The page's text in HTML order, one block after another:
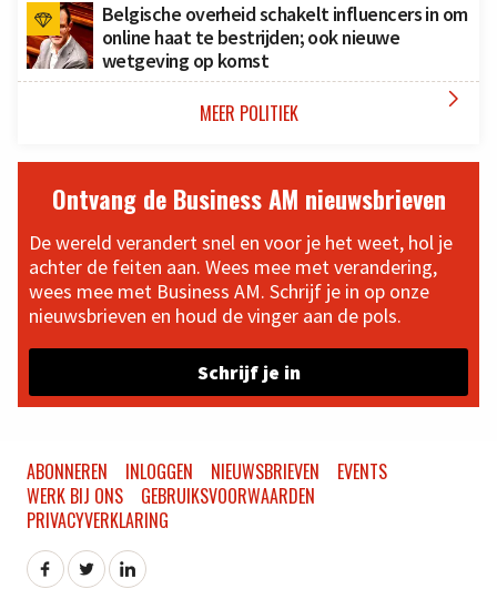
Belgische overheid schakelt influencers in om
online haat te bestrijden; ook nieuwe
wetgeving op komst
MEER POLITIEK 
Ontvang de Business AM nieuwsbrieven
De wereld verandert snel en voor je het weet, hol je
achter de feiten aan. Wees mee met verandering,
wees mee met Business AM. Schrijf je in op onze
nieuwsbrieven en houd de vinger aan de pols.
Schrijf je in
ABONNEREN INLOGGEN NIEUWSBRIEVEN
EVENTS
WERK BIJ ONS
GEBRUIKSVOORWAARDEN
PRIVACYVERKLARING